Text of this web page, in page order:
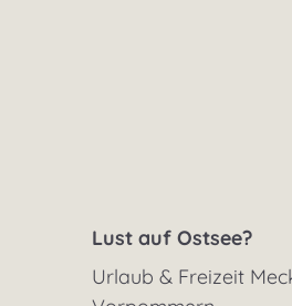
Lust auf Ostsee?
Urlaub & Freizeit